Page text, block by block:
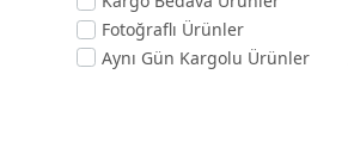
Fotoğraflı Ürünler
Aynı Gün Kargolu Ürünler